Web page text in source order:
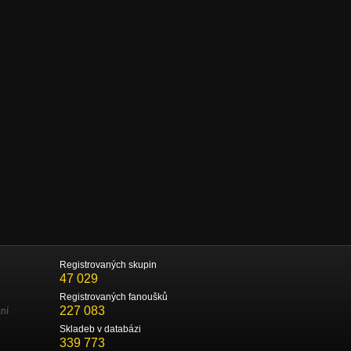
Registrovaných skupin
47 029
Registrovaných fanoušků
227 083
Skladeb v databázi
339 773